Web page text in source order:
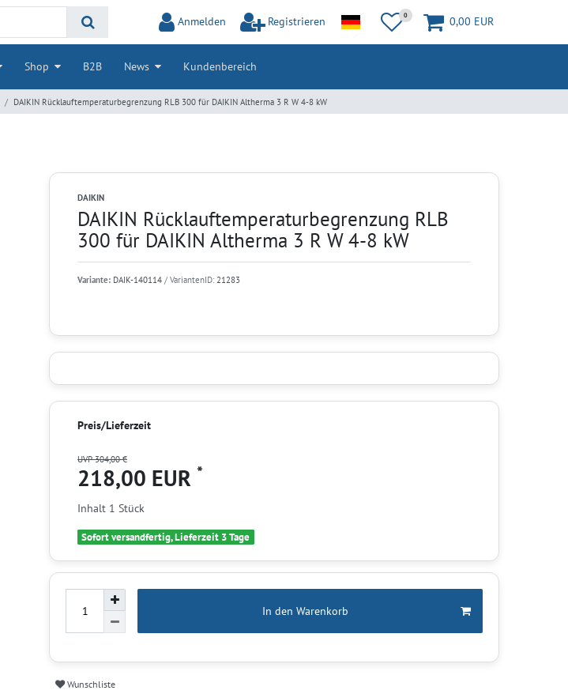
Anmelden Registrieren 0 0,00 EUR
Shop B2B News Kundenbereich
DAIKIN Rücklauftemperaturbegrenzung RLB 300 für DAIKIN Altherma 3 R W 4-8 kW
DAIKIN
DAIKIN Rücklauftemperaturbegrenzung RLB
300 für DAIKIN Altherma 3 R W 4-8 kW
Variante: DAIK-140114 / VariantenID: 21283
Preis/Lieferzeit
UVP 304,00 €
218,00 EUR *
Inhalt 1 Stück
Sofort versandfertig, Lieferzeit 3 Tage
In den Warenkorb
Wunschliste